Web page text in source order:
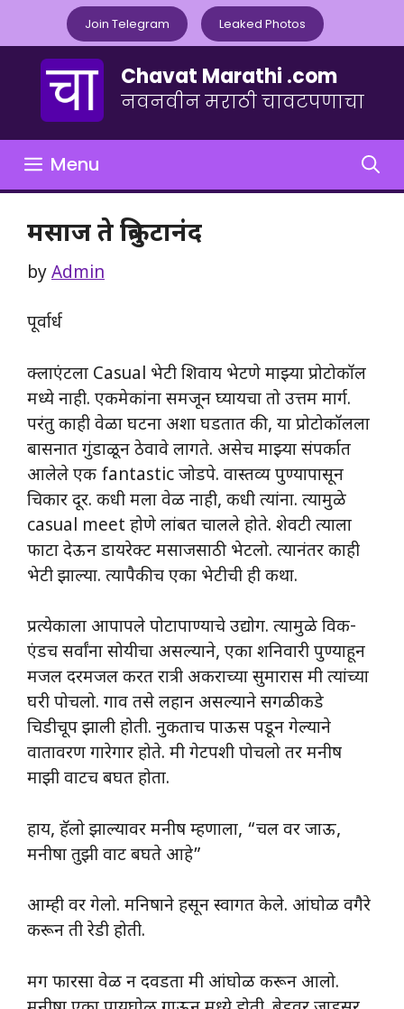
content
Join Telegram Leaked Photos
Chavat Marathi .com
नवनवीन मराठी चावटपणाचा
Menu
मसाज ते त्रिकुटानंद
by Admin
पूर्वार्ध
क्लाएंटला Casual भेटी शिवाय भेटणे माझ्या प्रोटोकॉल
मध्ये नाही. एकमेकांना समजून घ्यायचा तो उत्तम मार्ग.
परंतु काही वेळा घटना अशा घडतात की, या प्रोटोकॉलला
बासनात गुंडाळून ठेवावे लागते. असेच माझ्या संपर्कात
आलेले एक fantastic जोडपे. वास्तव्य पुण्यापासून
चिकार दूर. कधी मला वेळ नाही, कधी त्यांना. त्यामुळे
casual meet होणे लांबत चालले होते. शेवटी त्याला
फाटा देऊन डायरेक्ट मसाजसाठी भेटलो. त्यानंतर काही
भेटी झाल्या. त्यापैकीच एका भेटीची ही कथा.
प्रत्येकाला आपापले पोटापाण्याचे उद्योग. त्यामुळे विक-
एंडच सर्वांना सोयीचा असल्याने, एका शनिवारी पुण्याहून
मजल दरमजल करत रात्री अकराच्या सुमारास मी त्यांच्या
घरी पोचलो. गाव तसे लहान असल्याने सगळीकडे
चिडीचूप झाली होती. नुकताच पाऊस पडून गेल्याने
वातावरण गारेगार होते. मी गेटपशी पोचलो तर मनीष
माझी वाटच बघत होता.
हाय, हॅलो झाल्यावर मनीष म्हणाला, “चल वर जाऊ,
मनीषा तुझी वाट बघते आहे”
आम्ही वर गेलो. मनिषाने हसून स्वागत केले. आंघोळ वगैरे
करून ती रेडी होती.
मग फारसा वेळ न दवडता मी आंघोळ करून आलो.